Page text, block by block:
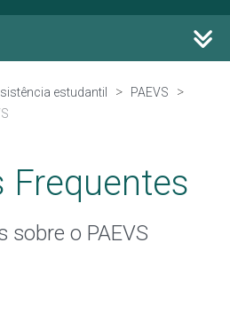
estudantil
PAEVS
Frequentes
sobre o PAEVS